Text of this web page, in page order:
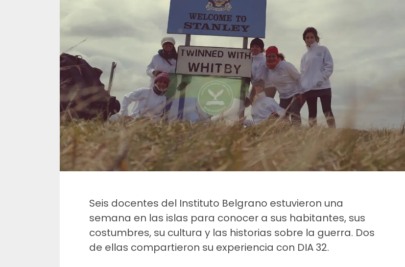
Seis docentes del Instituto Belgrano estuvieron una
semana en las islas para conocer a sus habitantes, sus
costumbres, su cultura y las historias sobre la guerra. Dos
de ellas compartieron su experiencia con DIA 32.